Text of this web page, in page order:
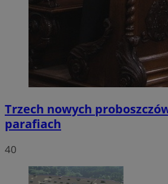
Trzech nowych
parafiach
40